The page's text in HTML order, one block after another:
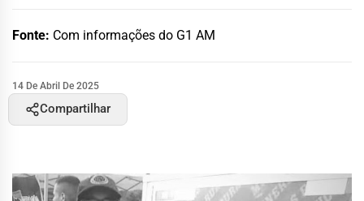
Fonte: Com informações do G1 AM
14 De Abril De 2025
Compartilhar